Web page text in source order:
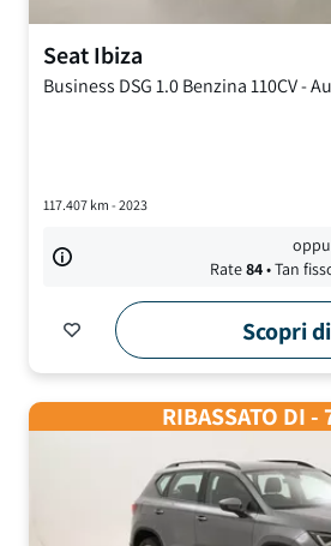
SeatIbiza
Business DSG1.0 Benzina 110CV-
117.407km - 2023
Rate84• Tan
Scopri
RIBASSATO DI -